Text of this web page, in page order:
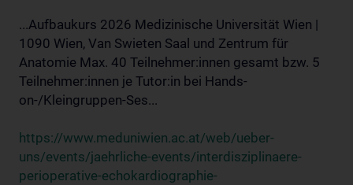
...Aufbaukurs 2026 Medizinische Universität Wien |
1090 Wien, Van Swieten Saal und Zentrum für
Anatomie Max. 40 Teilnehmer:innen gesamt bzw. 5
Teilnehmer:innen je Tutor:in bei Hands-
on-/Kleingruppen-Ses...
https://www.meduniwien.ac.at/web/ueber-
uns/events/jaehrliche-events/interdisziplinaere-
perioperative-echokardiographie-